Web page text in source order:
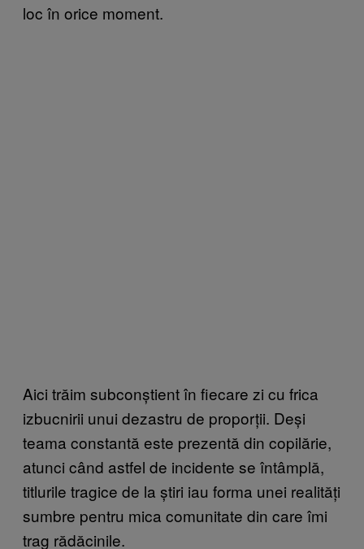
loc în orice moment.
Aici trăim subconștient în fiecare zi cu frica
izbucnirii unui dezastru de proporții. Deși
teama constantă este prezentă din copilărie,
atunci când astfel de incidente se întâmplă,
titlurile tragice de la știri iau forma unei realități
sumbre pentru mica comunitate din care îmi
trag rădăcinile.